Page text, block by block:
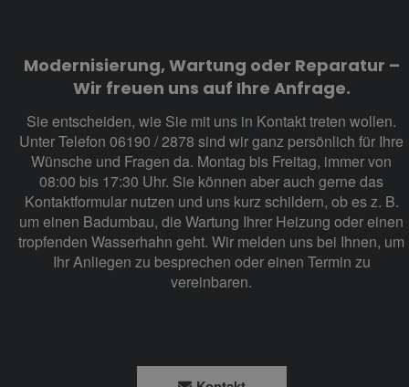
Modernisierung, Wartung oder Reparatur –
Wir freuen uns auf Ihre Anfrage.
Sie entscheiden, wie Sie mit uns in Kontakt treten wollen.
Unter Telefon 06190 / 2878 sind wir ganz persönlich für Ihre
Wünsche und Fragen da. Montag bis Freitag, immer von
08:00 bis 17:30 Uhr. Sie können aber auch gerne das
Kontaktformular nutzen und uns kurz schildern, ob es z. B.
um einen Badumbau, die Wartung Ihrer Heizung odereinen
tropfenden Wasserhahn geht. Wir melden uns bei Ihnen, um
Ihr Anliegen zu besprechen oder einen Termin zu
vereinbaren.